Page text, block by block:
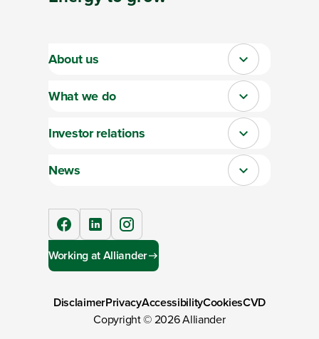
About us Close
What we do Close
Investor relations Close
News Close
facebooklinkedIninstagram
Working at Alliander
DisclaimerPrivacyAccessibilityCookiesCVD
Copyright ©2026Alliander